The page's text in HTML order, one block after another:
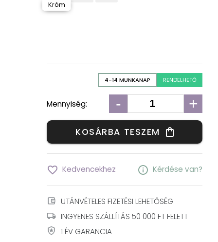
Króm
4-14 MUNKANAP RENDELHETŐ
Mennyiség: - +
KOSÁRBA TESZEM shopping_bag
favorite_border Kedvencekhez info Kérdése van?
account_balance_wallet UTÁNVÉTELES FIZETÉSI LEHETŐSÉG
local_shipping INGYENES SZÁLLÍTÁS 50 000 FT FELETT
local_police 1 ÉV GARANCIA